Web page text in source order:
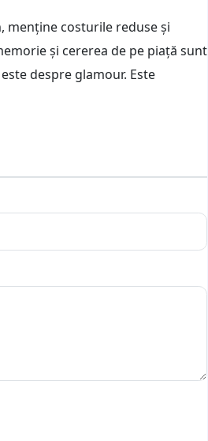
menține costurile reduse și
și cererea de pe piață sunt
despre glamour. Este